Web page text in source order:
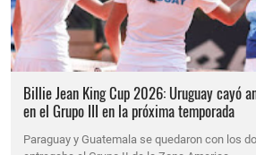
Billie Jean King Cup 2026: Uruguay cayó
en el Grupo III en la próxima temporada
Paraguay y Guatemala se quedaron con los